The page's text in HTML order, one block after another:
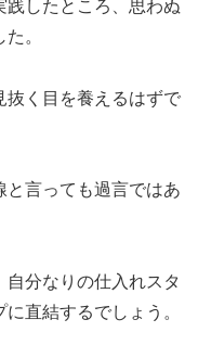
したところ、思わぬ
。
抜く目を養えるはずで
言っても過言ではあ
自分なりの仕入れスタ
直結するでしょう。